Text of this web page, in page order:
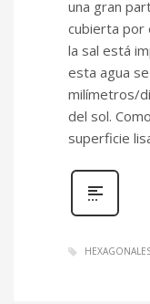
una gran
cubierta por
la sal está
esta agua
milímetros/
del sol.
superficie